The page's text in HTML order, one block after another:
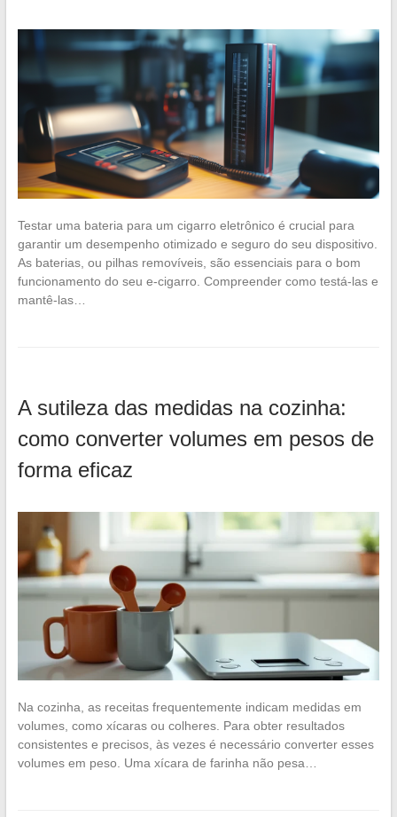
Testar uma bateria para um cigarro eletrônico é crucial para
garantir um desempenho otimizado e seguro do seu dispositivo.
As baterias, ou pilhas removíveis, são essenciais para o bom
funcionamento do seu e-cigarro. Compreender como testá-las e
mantê-las…
A sutileza das medidas na cozinha:
como converter volumes em pesos de
forma eficaz
Na cozinha, as receitas frequentemente indicam medidas em
volumes, como xícaras ou colheres. Para obter resultados
consistentes e precisos, às vezes é necessário converter esses
volumes em peso. Uma xícara de farinha não pesa…